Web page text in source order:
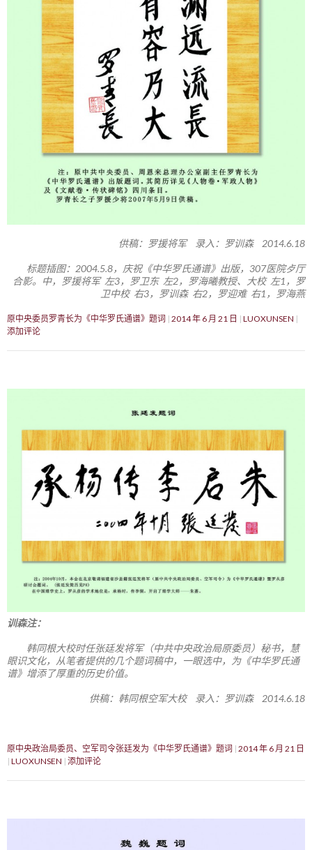
供稿：罗援将军 录入：罗训森 2014.6.18
标题插图：2004.5.8，庆祝《中华罗氏通谱》出版，307医院歺厅
合影。中，罗援将军 左3，罗卫东 左2，罗海曦教授、大校 左1，罗
卫中校 右3，罗训森 右2，罗迎难 右1，罗海燕
原中央委员罗青长为《中华罗氏通谱》题词 2014 年 6 月 21 日
LUOXUNSEN
添加评论
训森注：
韩同根大校时任张廷发将军（中共中央政治局原委员）秘书，慧
眼识文化，从笔者提供的几个题词稿中，一眼选中，为《中华罗氏通
谱》增添了厚重的历史价值。
供稿：韩同根空军大校 录入：罗训森 2014.6.18
原中央政治局委员、空军司令张廷发为《中华罗氏通谱》题词 2014 年 6 月 21 日
LUOXUNSEN 添加评论